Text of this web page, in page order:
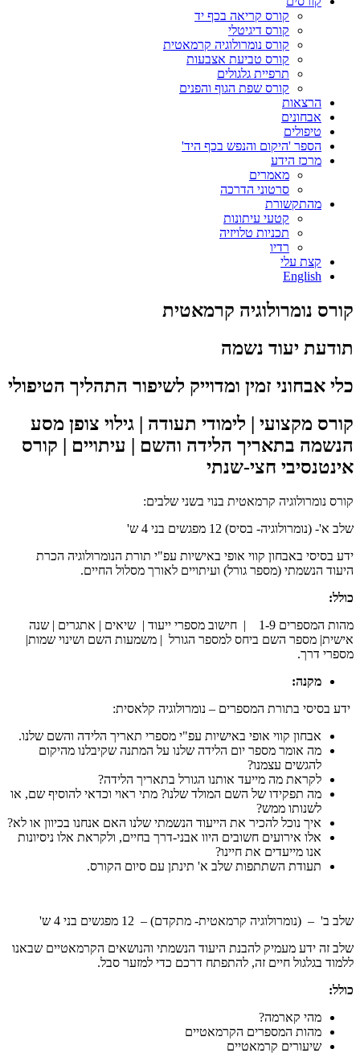
קורס קריאה בכף יד
קורס דיגיטלי
קורס נומרולוגיה קרמאטית
קורס טביעת אצבעות
תרפיית גלגולים
קורס שפת הגוף והפנים
הרצאות
אבחונים
טיפולים
הספר 'היקום והנפש בכף היד'
מרכז הידע
מאמרים
סרטוני הדרכה
מהתקשורת
קטעי עיתונות
תכניות טלויזיה
רדיו
קצת עלי
English
קורס נומרולוגיה קרמאטית
תודעת יעוד נשמה
כלי אבחוני זמין ומדוייק לשיפור התהליך הטיפולי
קורס מקצועי | לימודי תעודה | גילוי צופן מסע
הנשמה בתאריך הלידה והשם | עיתויים | קורס
אינטנסיבי חצי-שנתי
קורס נומרולוגיה קרמאטית בנוי בשני שלבים:
שלב א'- (נומרולוגיה- בסיס) 12 מפגשים בני 4 ש'
ידע בסיסי באבחון קווי אופי באישיות עפ"י תורת הנומרולוגיה הכרת
היעוד הנשמתי (מספר גורל) ועיתויים לאורך מסלול החיים.
כולל:
מהות המספרים 1-9 | חישוב מספרי ייעוד | שיאים | אתגרים | שנה
אישית| מספר השם ביחס למספר הגורל | משמעות השם ושינוי שמות|
מספרי דרך.
מקנה:
ידע בסיסי בתורת המספרים – נומרולוגיה קלאסית:
אבחון קווי אופי באישיות עפ"י מספרי תאריך הלידה והשם שלנו.
מה אומר מספר יום הלידה שלנו על המתנה שקיבלנו מהיקום
להגשים עצמנו?
לקראת מה מייעד אותנו הגורל בתאריך הלידה?
מה תפקידו של השם המולד שלנו? מתי ראוי וכדאי להוסיף שם, או
לשנותו ממש?
איך נוכל להכיר את הייעוד הנשמתי שלנו האם אנחנו בכיוון או לא?
אלו אירועים חשובים היוו אבני-דרך בחיים, ולקראת אלו ניסיונות
אנו מייעדים את חיינו?
תעודת השתתפות שלב א' תינתן עם סיום הקורס.
שלב ב' – (נומרולוגיה קרמאטית- מתקדם) – 12 מפגשים בני 4 ש'
שלב זה ידע מעמיק להבנת היעוד הנשמתי והנושאים הקרמאטיים שבאנו
ללמוד בגלגול חיים זה, להתפתח דרכם כדי למזער סבל.
כולל:
מהי קארמה?
מהות המספרים הקרמאטיים
שיעורים קרמאטיים